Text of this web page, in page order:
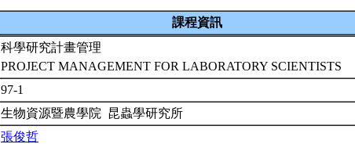
課程資訊
科學研究計畫管理
PROJECT MANAGEMENT FOR LABORATORY SCIENTISTS
97-1
生物資源暨農學院 昆蟲學研究所
張俊哲